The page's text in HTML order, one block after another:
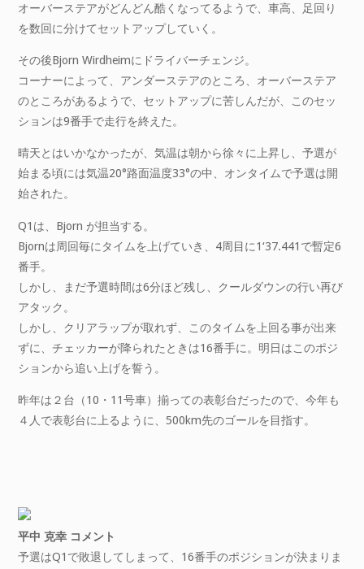
オーバーステアがどんどん酷くなってるようで、車高、足回り
を数回に分けてセットアップしていく。
その後Bjorn Wirdheimにドライバーチェンジ。
コーナーによって、アンダーステアのところ、オーバーステア
のところがあるようで、セットアップに苦しんだが、このセッ
ションは9番手で走行を終えた。
晴天とはいかなかったが、気温は朝から徐々に上昇し、予選が
始まる頃には気温20°路面温度33°の中、オンタイムで予選は開
始された。
Q1は、Bjorn が担当する。
Bjornは周回毎にタイムを上げていき、4周目に1‘37.441で暫定6
番手。
しかし、まだ予選時間は6分ほど残し、クールダウンの行い再び
アタック。
しかし、クリアラップが取れず、このタイムを上回る事が出来
ずに、チェッカーが降られたときは16番手に。明日はこのポジ
ションから追い上げを誓う。
昨年は２台（10・11号車）揃っての表彰台だったので、今年も
４人で表彰台に上るように、500km先のゴールを目指す。
平中 克幸 コメント
予選はQ1で敗退してしまって、16番手のポジションが決まりま